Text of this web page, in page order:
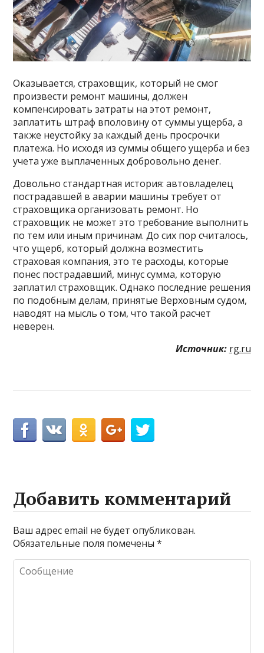
Оказывается, страховщик, который не смог
произвести ремонт машины, должен
компенсировать затраты на этот ремонт,
заплатить штраф вполовину от суммы ущерба, а
также неустойку за каждый день просрочки
платежа. Но исходя из суммы общего ущерба и без
учета уже выплаченных добровольно денег.
Довольно стандартная история: автовладелец
пострадавшей в аварии машины требует от
страховщика организовать ремонт. Но
страховщик не может это требование выполнить
по тем или иным причинам. До сих пор считалось,
что ущерб, который должна возместить
страховая компания, это те расходы, которые
понес пострадавший, минус сумма, которую
заплатил страховщик. Однако последние решения
по подобным делам, принятые Верховным судом,
наводят на мысль о том, что такой расчет
неверен.
Источник: rg.ru
Добавить комментарий
Ваш адрес email не будет опубликован.
Обязательные поля помечены*